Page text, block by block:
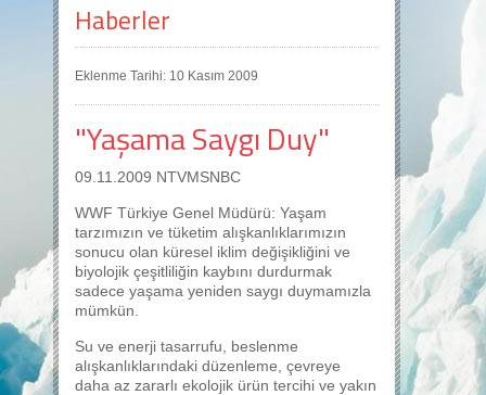
Haberler
Eklenme Tarihi: 10 Kasım 2009
"Yaşama Saygı Duy"
09.11.2009 NTVMSNBC
WWF Türkiye Genel Müdürü: Yaşam
tarzımızın ve tüketim alışkanlıklarımızın
sonucu olan küresel iklim değişikliğini ve
biyolojik çeşitliliğin kaybını durdurmak
sadece yaşama yeniden saygı duymamızla
mümkün.
Su ve enerji tasarrufu, beslenme
alışkanlıklarındaki düzenleme, çevreye
daha az zararlı ekolojik ürün tercihi ve yakın